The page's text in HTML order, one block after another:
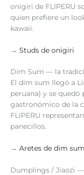
onigiri de FLIPERU
quien prefiere un
kawaii.
→Studs de onigiri
Dim Sum — la
El dim sum llegó a
peruana) y se quedó
gastronómico de la
FLIPERU
panecillos.
→Aretes de dim sum
Dumplings / Jiaozi